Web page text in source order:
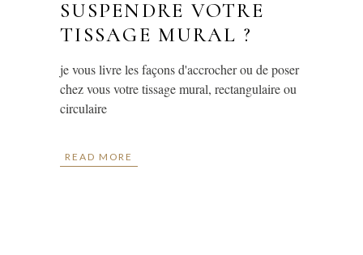
SUSPENDRE VOTRE
TISSAGE MURAL ?
je vous livre les façons d'accrocher ou de poser
chez vous votre tissage mural, rectangulaire ou
circulaire
READ MORE